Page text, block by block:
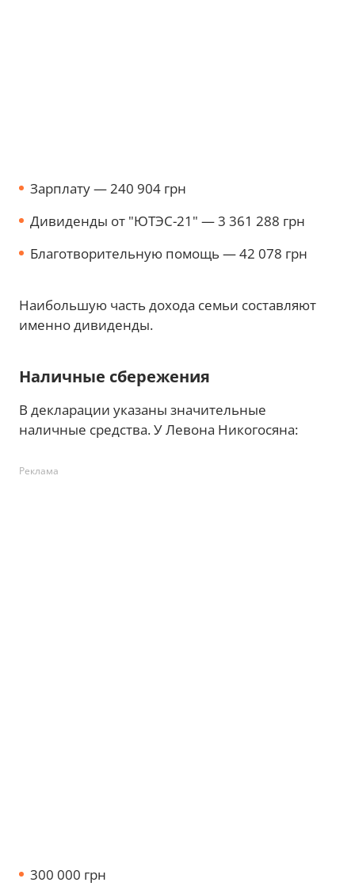
Зарплату — 240 904 грн
Дивиденды от "ЮТЭС-21" — 3 361 288 грн
Благотворительную помощь — 42 078 грн
Наибольшую часть дохода семьи составляют
именно дивиденды.
Наличные сбережения
В декларации указаны значительные
наличные средства. У Левона Никогосяна:
Реклама
300 000 грн